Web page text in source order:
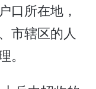
口所在地，
市辖区的人